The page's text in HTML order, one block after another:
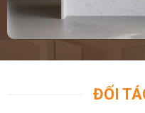
ĐỐI